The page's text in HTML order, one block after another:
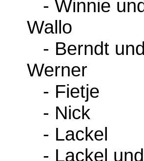
- Winnie
Wallo
- Berndt und
Werner
- Fietje
- Nick
- Lackel
- Lackel und